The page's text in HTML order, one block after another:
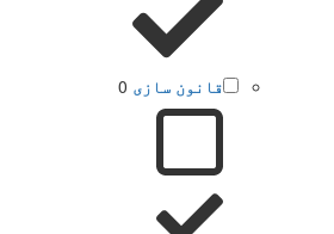
قانون سازی 0